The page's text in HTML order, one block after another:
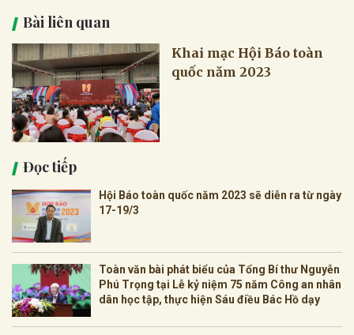
Bài liên quan
Khai mạc Hội Báo toàn
quốc năm 2023
Đọc tiếp
Hội Báo toàn quốc năm 2023 sẽ diễn ra từ ngày
17-19/3
Toàn văn bài phát biểu của Tổng Bí thư Nguyễn
Phú Trọng tại Lễ kỷ niệm 75 năm Công an nhân
dân học tập, thực hiện Sáu điều Bác Hồ dạy